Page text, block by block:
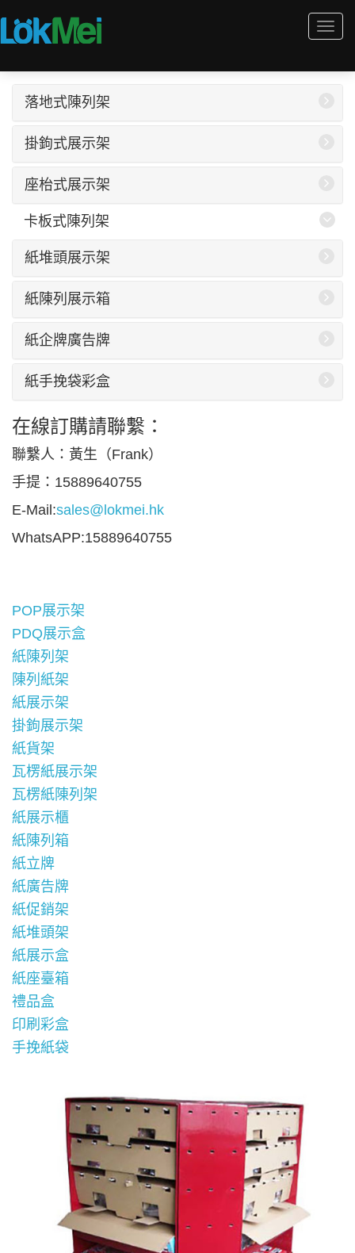
落地式陳列架
掛鉤式展示架
座枱式展示架
卡板式陳列架
紙堆頭展示架
紙陳列展示箱
紙企牌廣告牌
紙手挽袋彩盒
在線訂購請聯繫：
聯繫人：黃生（Frank）
手提：15889640755
E-Mail:sales@lokmei.hk
WhatsAPP:15889640755
POP展示架
PDQ展示盒
紙陳列架
陳列紙架
紙展示架
掛鉤展示架
紙貨架
瓦楞紙展示架
瓦楞紙陳列架
紙展示櫃
紙陳列箱
紙立牌
紙廣告牌
紙促銷架
紙堆頭架
紙展示盒
紙座臺箱
禮品盒
印刷彩盒
手挽紙袋